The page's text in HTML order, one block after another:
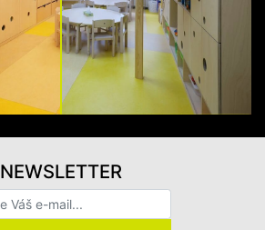
NEWSLETTER